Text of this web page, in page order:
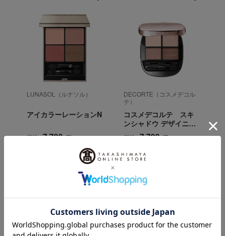
LUNASOL（ルナソル）
アイカラーレーションN
税込 7,700 円
DECORTE（コスメデコル
テ）
コスメデコルテ スキ
ンシャドウ デザイニン
グ パレット
税込 7,700 円
THREE（スリー）のカテゴリ